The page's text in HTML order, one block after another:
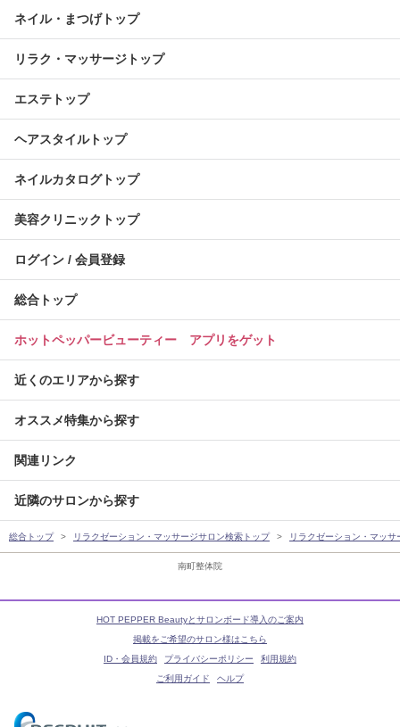
南町整体院
ネイル・まつげトップ
リラク・マッサージトップ
エステトップ
ヘアスタイルトップ
ネイルカタログトップ
美容クリニックトップ
ログイン / 会員登録
総合トップ
ホットペッパービューティー アプリをゲット
近くのエリアから探す
オススメ特集から探す
関連リンク
近隣のサロンから探す
総合トップ リラクゼーション・マッサージサロン検索トップ リラクゼーション・マッ
HOT PEPPER Beautyとサロンボード導入のご案内
掲載をご希望のサロン様はこちら
ID・会員規約
プライバシーポリシー
利用規約
ご利用ガイド
ヘルプ